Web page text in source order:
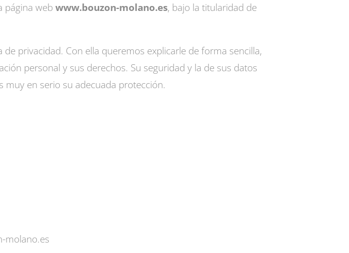
página webwww.bouzon-molano.es, bajo la titularidad de
privacidad. Con ella queremos explicarle de forma sencilla,
personal y sus derechos. Su seguridad y la de sus datos
en serio su adecuada protección.
molano.es